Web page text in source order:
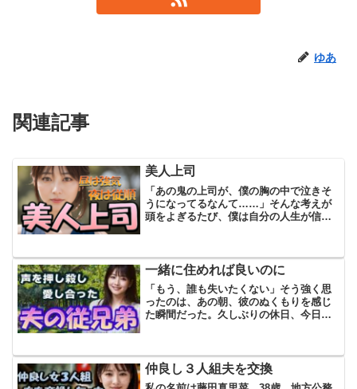
ゆあ
関連記事
美人上司
「あの鬼の上司が、僕の胸の中で泣きそ
うになってるなんて……」そんな考えが
頭をよぎるたび、僕は自分の人生が信じ
平凡なサラリーマンだ。そ...
一緒に住めれば良いのに
「もう、誰も失いたくない」そう強く思
ったのは、あの朝、彼のぬくもりを感じ
た瞬間だった。久しぶりの休日、今日は
ゃない。朝ごはんの片づけをして、洗濯
物を干して、掃除機をかけ...
仲良し３人組夫を交換